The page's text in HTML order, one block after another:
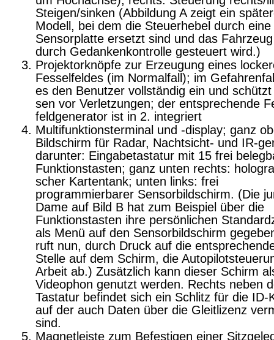
Steigen/sinken (Abbildung A zeigt ein
Modell, bei dem die Steuerhebel durch eine
Sensorplatte ersetzt sind und das Fahrzeug
durch Gedankenkontrolle gesteuert wird.)
Projektorknöpfe zur Erzeugung eines
Fesselfeldes (im Normalfall); im
es den Benutzer vollständig ein und
sen vor Verletzungen; der entsprechende
feldgenerator ist in 2. integriert
Multifunktionsterminal und -display; ganz
Bildschirm für Radar, Nachtsicht- und IR-
darunter: Eingabetastatur mit 15 frei
Funktionstasten; ganz unten rechts:
scher Kartentank; unten links: frei
programmierbarer Sensorbildschirm. (Die
Dame auf Bild B hat zum Beispiel über die
Funktionstasten ihre persönlichen
als Menü auf den Sensorbildschirm
ruft nun, durch Druck auf die
Stelle auf dem Schirm, die
Arbeit ab.) Zu­sätzlich kann dieser Schirm
Videophon ge­nutzt werden. Rechts neben
Tastatur befindet sich ein Schlitz für die ID-
auf der auch Da­ten über die Gleitlizenz
sind.
Magnetleiste zum Befestigen einer